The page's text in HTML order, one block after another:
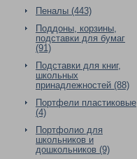
Пеналы (443)
Поддоны, корзины,
подставки для бумаг
(91)
Подставки для книг,
школьных
принадлежностей (88)
Портфели пластиковые
(4)
Портфолио для
школьников и
дошкольников (9)